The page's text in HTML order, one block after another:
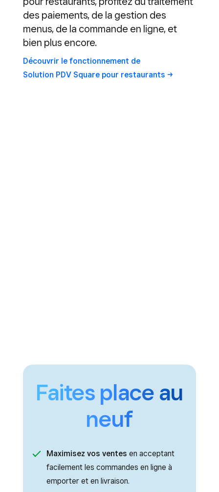
des paiements, de la gestion des
menus, de la commande en ligne, et
bien plus encore.
Découvrir le fonctionnement de
Solution PDV Square pour restaurants
Faites place au
neuf
Maximisez vos ventes en acceptant
facilement les commandes en ligne à
emporter et en livraison.